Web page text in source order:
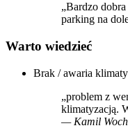
„Bardzo
parking na
Warto wiedzieć
Brak / awaria
„problem z
klimatyzacją.
— Kamil